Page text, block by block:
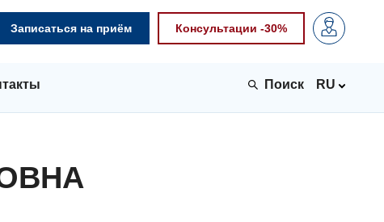
Записаться на приём Консультации -30%
RU